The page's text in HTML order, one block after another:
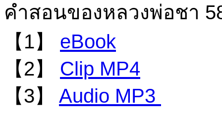
คำสอนของหลวงพ่อชา
【1】 eBook
【2】 Clip MP4
【3】 Audio MP3